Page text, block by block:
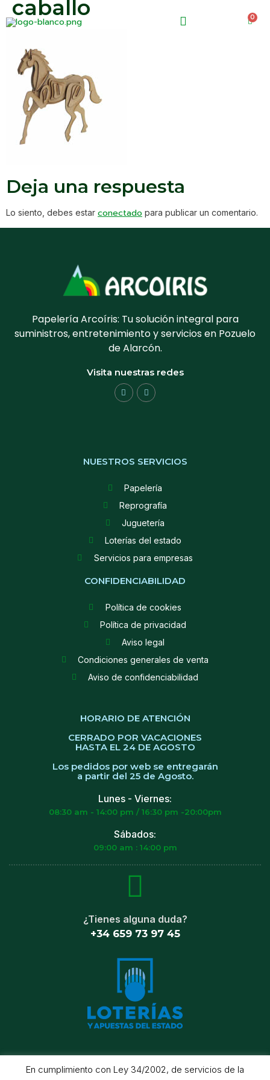
0
caballo
Deja una respuesta
Lo siento, debes estar conectado para publicar un comentario.
Papelería Arcoíris: Tu solución integral para
suministros, entretenimiento y servicios en Pozuelo
de Alarcón.
Visita nuestras redes
NUESTROS SERVICIOS
Papelería
Reprografía
Juguetería
Loterías del estado
Servicios para empresas
CONFIDENCIABILIDAD
Política de cookies
Política de privacidad
Aviso legal
Condiciones generales de venta
Aviso de confidenciabilidad
HORARIO DE ATENCIÓN
CERRADO POR VACACIONES
HASTA EL 24 DE AGOSTO
Los pedidos por web se entregarán
a partir del 25 de Agosto.
Lunes - Viernes:
08:30 am - 14:00 pm / 16:30 pm -20:00pm
Sábados:
09:00 am : 14:00 pm
¿Tienes alguna duda?
+34 659 73 97 45
En cumplimiento con Ley 34/2002, de servicios de la